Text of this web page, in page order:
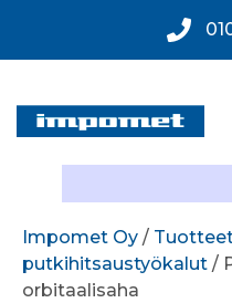
Impomet Oy /
putkihitsaustyökalut /
orbitaalisaha